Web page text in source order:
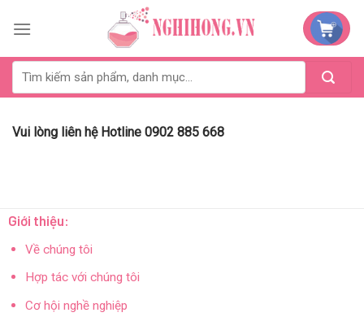
Vui lòng liên hệ Hotline 0902 885 668
Giới thiệu:
Về chúng tôi
Hợp tác với chúng tôi
Cơ hội nghề nghiệp